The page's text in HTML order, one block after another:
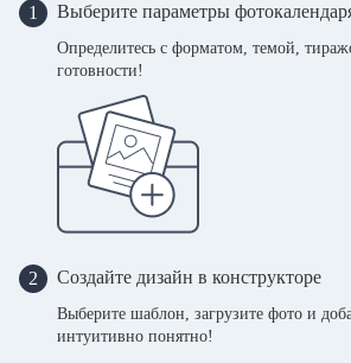
1 Выберите параметры
Определитесь с форматом, темой,
готовности!
2 Создайте дизайн в конструкторе
Выберите шаблон, загрузите фото и
интуитивно понятно!